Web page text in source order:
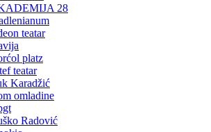
28
teatar
platz
teatar
Karadžić
omladine
Radović